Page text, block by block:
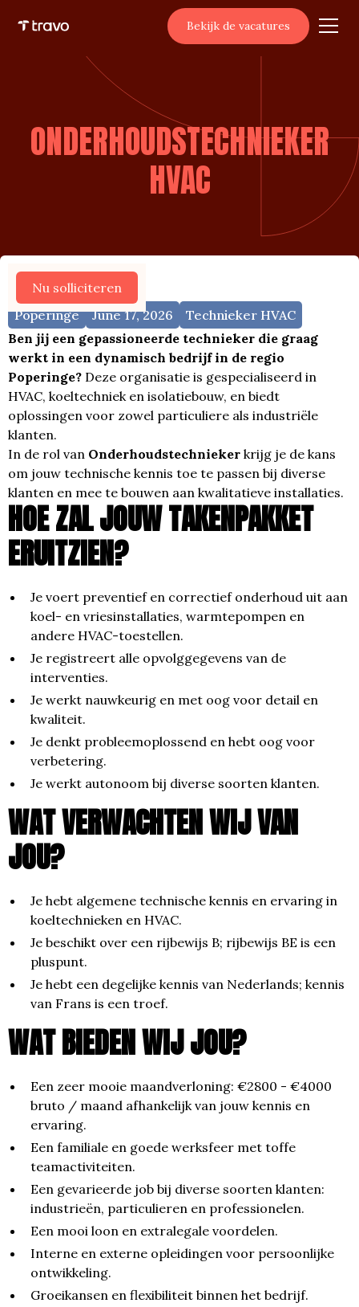
Bekijk de vacatures
ONDERHOUDSTECHNIEKER
HVAC
Meer vacatures
Poperinge June 17, 2026
Technieker HVAC
Ben jij een gepassioneerde technieker die graag
werkt in een dynamisch bedrijf in de regio
Poperinge? Deze organisatie is gespecialiseerd in
HVAC, koeltechniek en isolatiebouw, en biedt
oplossingen voor zowel particuliere als industriële
klanten.
In de rol van Onderhoudstechnieker krijg je de kans
om jouw technische kennis toe te passen bij diverse
klanten en mee te bouwen aan kwalitatieve installaties.
HOE ZAL JOUW TAKENPAKKET
ERUITZIEN?
Je voert preventief en correctief onderhoud uit aan
koel- en vriesinstallaties, warmtepompen en
andere HVAC-toestellen.
Je registreert alle opvolggegevens van de
interventies.
Je werkt nauwkeurig en met oog voor detail en
kwaliteit.
Je denkt probleemoplossend en hebt oog voor
verbetering.
Je werkt autonoom bij diverse soorten klanten.
WAT VERWACHTEN WIJ VAN
JOU?
Je hebt algemene technische kennis en ervaring in
koeltechnieken en HVAC.
Je beschikt over een rijbewijs B; rijbewijs BE is een
pluspunt.
Je hebt een degelijke kennis van Nederlands; kennis
van Frans is een troef.
WAT BIEDEN WIJ JOU?
Een zeer mooie maandverloning: €2800 - €4000
bruto / maand afhankelijk van jouw kennis en
ervaring.
Een familiale en goede werksfeer met toffe
teamactiviteiten.
Een gevarieerde job bij diverse soorten klanten:
industrieën, particulieren en professionelen.
Een mooi loon en extralegale voordelen.
Interne en externe opleidingen voor persoonlijke
ontwikkeling.
Groeikansen en flexibiliteit binnen het bedrijf.
Nu solliciteren